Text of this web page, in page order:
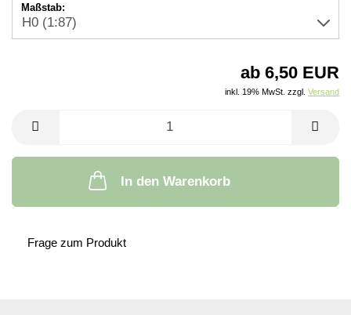
Maßstab:
ab 6,50 EUR
inkl. 19% MwSt. zzgl. Versand
In den Warenkorb
Frage zum Produkt